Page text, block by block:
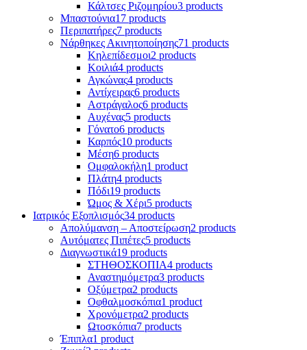
Κάλτσες Ριζομηρίου3 products
Μπαστούνια17 products
Περιπατήρες7 products
Νάρθηκες Ακινητοποίησης71 products
Κηλεπίδεσμοι2 products
Κοιλιά4 products
Αγκώνας4 products
Αντίχειρας6 products
Αστράγαλος6 products
Αυχένας5 products
Γόνατο6 products
Καρπός10 products
Μέση6 products
Ομφαλοκήλη1 product
Πλάτη4 products
Πόδι19 products
Ώμος & Χέρι5 products
Ιατρικός Εξοπλισμός34 products
Απολύμανση – Αποστείρωση2 products
Αυτόματες Πιπέτες5 products
Διαγνωστικά19 products
ΣΤΗΘΟΣΚΟΠΙΑ4 products
Αναστημόμετρα3 products
Οξύμετρα2 products
Οφθαλμοσκόπια1 product
Χρονόμετρα2 products
Ωτοσκόπια7 products
Έπιπλα1 product